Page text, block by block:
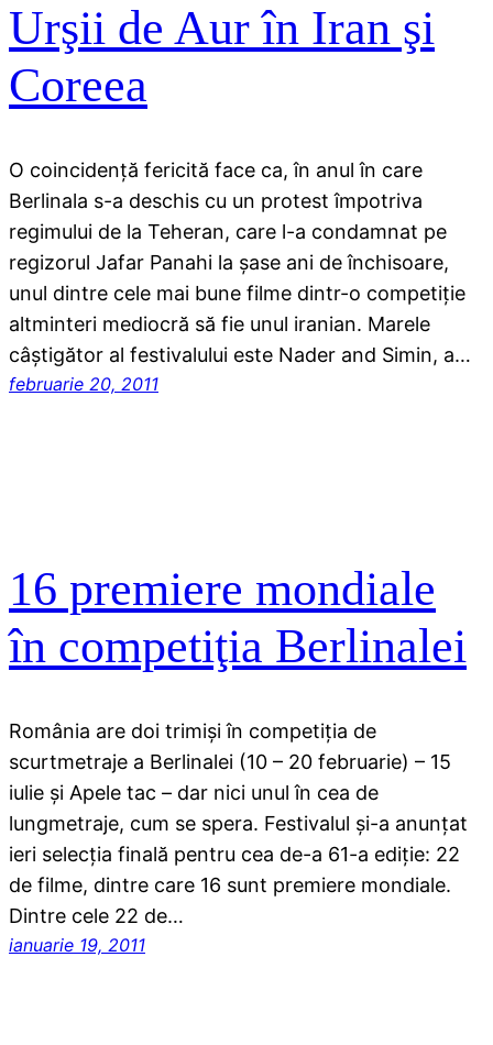
Urşii de Aur în Iran şi
Coreea
O coincidenţă fericită face ca, în anul în care
Berlinala s-a deschis cu un protest împotriva
regimului de la Teheran, care l-a condamnat pe
regizorul Jafar Panahi la şase ani de închisoare,
unul dintre cele mai bune filme dintr-o competiţie
altminteri mediocră să fie unul iranian. Marele
câştigător al festivalului este Nader and Simin, a…
februarie 20, 2011
16 premiere mondiale
în competiţia Berlinalei
România are doi trimişi în competiţia de
scurtmetraje a Berlinalei (10 – 20 februarie) – 15
iulie şi Apele tac – dar nici unul în cea de
lungmetraje, cum se spera. Festivalul şi-a anunţat
ieri selecţia finală pentru cea de-a 61-a ediţie: 22
de filme, dintre care 16 sunt premiere mondiale.
Dintre cele 22 de…
ianuarie 19, 2011